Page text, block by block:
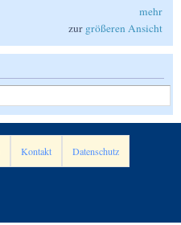
mehr
zur größeren Ansicht
Kontakt Datenschutz